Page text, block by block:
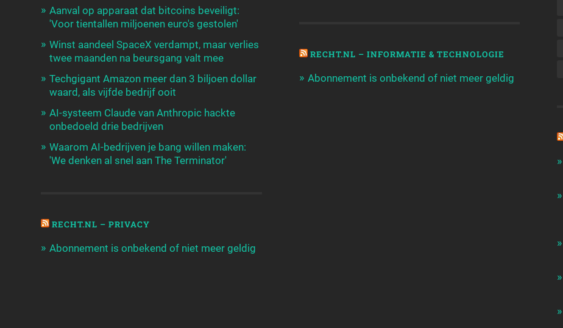
Aanval op apparaat dat bitcoins beveiligt:
'Voor tientallen miljoenen euro's gestolen'
Winst aandeel SpaceX verdampt, maar verlies
twee maanden na beursgang valt mee
Techgigant Amazon meer dan 3 biljoen dollar
waard, als vijfde bedrijf ooit
AI-systeem Claude van Anthropic hackte
onbedoeld drie bedrijven
Waarom AI-bedrijven je bang willen maken:
'We denken al snel aan The Terminator'
RECHT.NL – PRIVACY
Abonnement is onbekend of niet meer geldig
RECHT.NL – INFORMATIE & TECHNOLOGIE
Abonnement is onbekend of niet meer geldig